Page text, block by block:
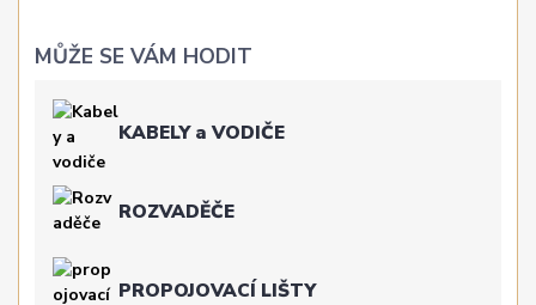
MŮŽE SE VÁM HODIT
KABELY a VODIČE
ROZVADĚČE
PROPOJOVACÍ LIŠTY